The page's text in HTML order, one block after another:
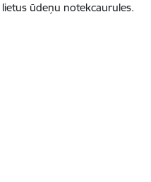
ūdeņu notekcaurules.